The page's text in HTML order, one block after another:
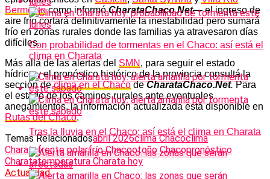
Bermejitocomo informóCharataChaco.Net— el ingreso de
aire frío cortará definitivamente la inestabilidad pero sumará
frío en zonas rurales donde las familias ya atravesaron días
difíciles.
Más allá de las alertas del SMN , para seguir el estado
hídrico y el pronóstico histórico de la provincia consultá la
sección declima en el ChacodeCharataChaco.Net.Para
el estado de los caminos rurales ante eventuales
anegamientos, la información actualizada está disponible en
Rutas del Chaco.
Temas Relacionadosabril 2026clima Chacoclima
Charatafrente polarfrío Chacootoño Chacopronóstico
Charatatemperatura Charata hoy
Actualidad
Con probabilidad de tormentas en el Chaco: así está el
clima en Charata
Tras la lluvia en el Chaco: así está el clima en Charata